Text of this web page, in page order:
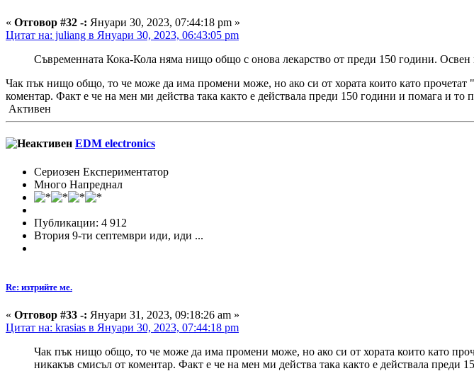
« Отговор #32 -: Януари 30, 2023, 07:44:18 pm »
Цитат на: juliang в Януари 30, 2023, 06:43:05 pm
Съвременната Кока-Кола няма нищо общо с онова лекарство от преди 150 години. Освен
Чак пък нищо общо, то че може да има промени може, но ако си от хората които като
коментар. Факт е че на мен ми действа така както е действала преди 150 години и помага и то
Активен
EDM electronics
Сериозен Експериментатор
Много Напреднал
Публикации: 4 912
Втория 9-ти септември иди, иди ...
Re: изтрийте ме.
« Отговор #33 -: Януари 31, 2023, 09:18:26 am »
Цитат на: krasias в Януари 30, 2023, 07:44:18 pm
Чак пък нищо общо, то че може да има промени може, но ако си от хората които като
никакъв смисъл от коментар. Факт е че на мен ми действа така както е действала преди